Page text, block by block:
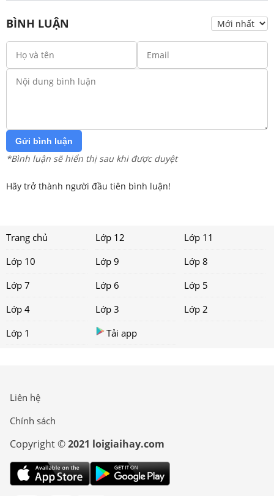
BÌNH LUẬN
Gửi bình luận
*Bình luận sẽ hiển thị sau khi được duyệt
Hãy trở thành người đầu tiên bình luận!
Trang chủ Lớp 12
Lớp 11
Lớp 10
Lớp 9
Lớp 8
Lớp 7
Lớp 6
Lớp 5
Lớp 4
Lớp 3
Lớp 2
Lớp 1
Tải app
Liên hệ
Chính sách
Copyright ©2021 loigiaihay.com